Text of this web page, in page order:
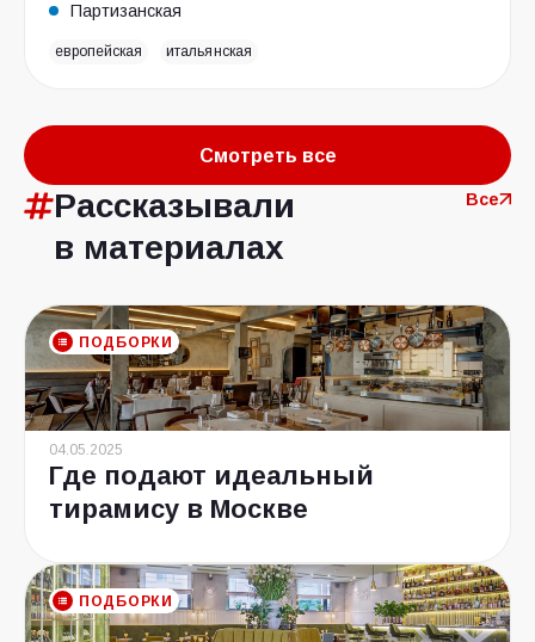
Партизанская
европейская итальянская
Смотреть все
Рассказывали
в материалах
Все
ПОДБОРКИ
04.05.2025
Где подают идеальный
тирамису в Москве
ПОДБОРКИ